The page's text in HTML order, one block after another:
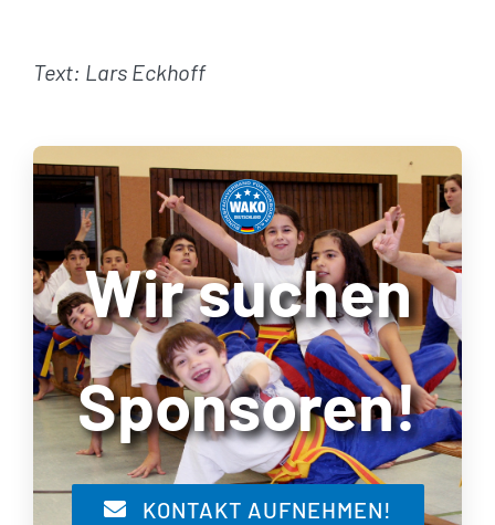
Text: Lars Eckhoff
Wir suchen
Sponsoren!
KONTAKT AUFNEHMEN!